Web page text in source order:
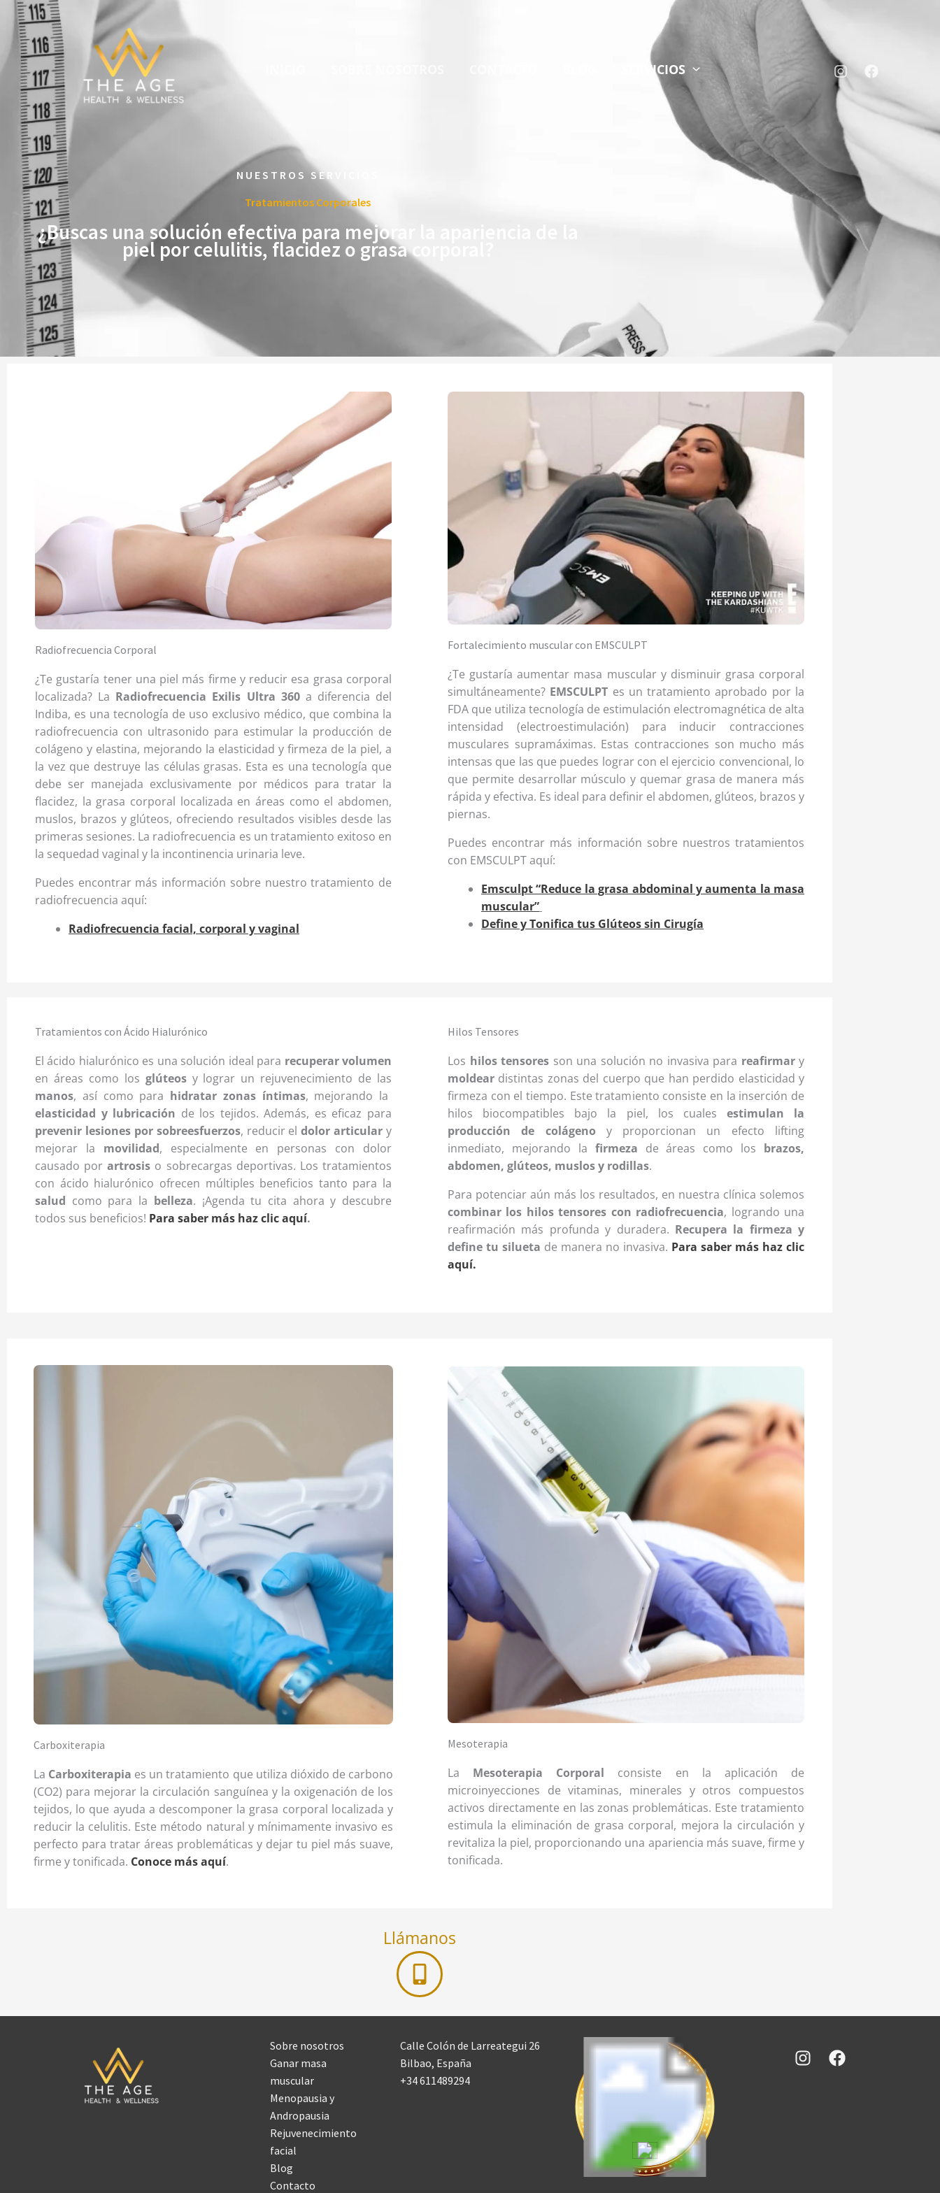
contenido
SERVICIOS
NUESTROS SERVICIOS
Tratamientos Corporales
¿Buscas una solución efectiva para mejorar la apariencia de la
piel por celulitis, flacidez o grasa corporal?
Radiofrecuencia Corporal
¿Te gustaría tener una piel más firme y reducir esa grasa corporal
localizada? La Radiofrecuencia Exilis Ultra 360a diferencia del
Indiba, es una tecnología de uso exclusivo médico, que combina la
radiofrecuencia con ultrasonido para estimular la producción de
colágeno y elastina, mejorando la elasticidad y firmeza de la piel, a
la vez que destruye las células grasas. Esta es una tecnología que
debe ser manejada exclusivamente por médicos para tratar la
flacidez, la grasa corporal localizada en áreas como el abdomen,
muslos, brazos y glúteos, ofreciendo resultados visibles desde las
primeras sesiones. La radiofrecuencia es un tratamiento exitoso en
la sequedad vaginal y la incontinencia urinaria leve.
Puedes encontrar más información sobre nuestro tratamiento de
radiofrecuencia aquí:
Radiofrecuencia facial, corporal y vaginal
Fortalecimiento muscular con EMSCULPT
¿Te gustaría aumentar masa muscular y disminuir grasa corporal
simultáneamente? EMSCULPT es un tratamiento aprobado por la
FDA que utiliza tecnología de estimulación electromagnética de alta
intensidad (electroestimulación) para inducir contracciones
musculares supramáximas. Estas contracciones son mucho más
intensas que las que puedes lograr con el ejercicio convencional, lo
que permite desarrollar músculo y quemar grasa de manera más
rápida y efectiva. Es ideal para definir el abdomen, glúteos, brazos y
piernas.
Puedes encontrar más información sobre nuestros tratamientos
con EMSCULPT aquí:
Emsculpt “Reduce la grasa abdominal y aumenta la masa
muscular”
Define y Tonifica tus Glúteos sin Cirugía
Tratamientos con Ácido Hialurónico
El ácido hialurónico es una solución ideal para recuperar volumen
en áreas como los glúteos y lograr un rejuvenecimiento de las
manos, así como para hidratar zonas íntimas, mejorando la
elasticidad y lubricación de los tejidos. Además, es eficaz para
prevenir lesiones por sobreesfuerzos, reducir eldolor articular y
mejorar la movilidad, especialmente en personas con dolor
causado porartrosis o sobrecargas deportivas. Los tratamientos
con ácido hialurónico ofrecen múltiples beneficios tanto para la
salud como para la belleza. ¡Agenda tu cita ahora y descubre
todos sus beneficios! Para saber más haz clic aquí.
Hilos Tensores
Los hilos tensores son una solución no invasiva para reafirmary
moldear distintas zonas del cuerpo que han perdido elasticidad y
firmeza con el tiempo. Este tratamiento consiste en la inserción de
hilos biocompatibles bajo la piel, los cuales estimulan la
producción de colágeno y proporcionan un efecto lifting
inmediato, mejorando la firmeza de áreas como los brazos,
abdomen, glúteos, muslos y rodillas.
Para potenciar aún más los resultados, en nuestra clínica solemos
combinar los hilos tensores con radiofrecuencia, logrando una
reafirmación más profunda y duradera. Recupera la firmeza y
define tu silueta de manera no invasiva. Para saber más haz clic
aquí.
Carboxiterapia
La Carboxiterapia es un tratamiento que utiliza dióxido de carbono
(CO2) para mejorar la circulación sanguínea y la oxigenación de los
tejidos, lo que ayuda a descomponer la grasa corporal localizada y
reducir la celulitis. Este método natural y mínimamente invasivo es
perfecto para tratar áreas problemáticas y dejar tu piel más suave,
firme y tonificada. Conoce más aquí.
Mesoterapia
La Mesoterapia Corporal consiste en la aplicación de
microinyecciones de vitaminas, minerales y otros compuestos
activos directamente en las zonas problemáticas. Este tratamiento
estimula la eliminación de grasa corporal, mejora la circulación y
revitaliza la piel, proporcionando una apariencia más suave, firme y
tonificada.
Llámanos
Sobre nosotros
Ganar masa
muscular
Menopausia y
Andropausia
Rejuvenecimiento
facial
Blog
Contacto
Calle Colón de Larreategui 26
Bilbao, España
+34 611489294